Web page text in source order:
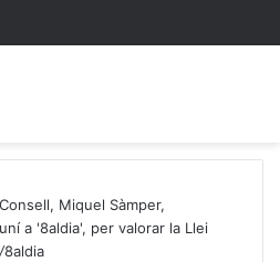
Miquel Sàmper,
a '8aldia', per valorar la Llei
/8aldia